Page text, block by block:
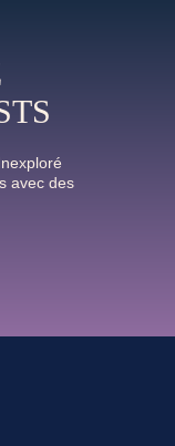
avec des